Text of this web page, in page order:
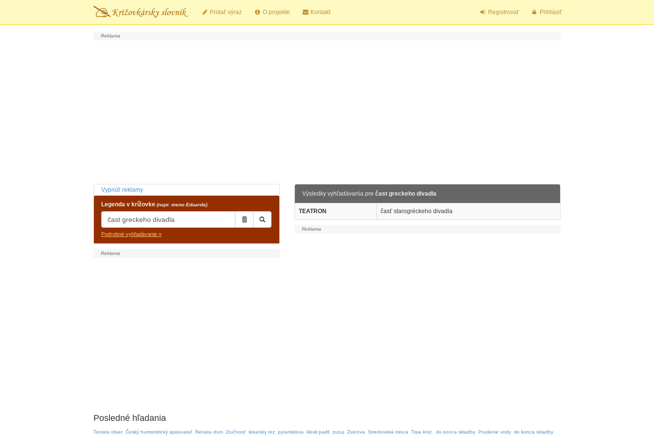
Pridať výraz O projekte Kontakt Registrovať Prihlásiť
Vypnúť reklamy
Legenda v krížovke (napr. meno Eduarda)
Podrobné vyhľadávanie »
Výsledky vyhľadávania pre čast greckeho divadla
TEATRON časť starogréckeho divadla
Posledné hľadania
Tenista oliver Český humoristický spisovateľ Renata dom Zručnosť lekarsky rez pyramidova klesli padli zuzuj Zivicova Stredoveká minca Tisia kniz. do konca skladby Prudenie vody do konca skladby